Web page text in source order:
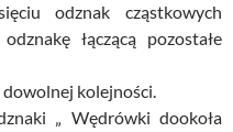
odznak cząstkowych
łączącą pozostałe
kolejności.
„ Wędrówki dookoła